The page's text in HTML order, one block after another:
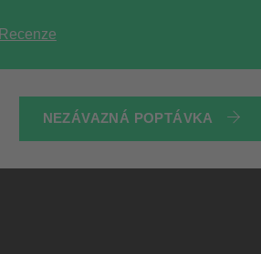
Recenze
NEZÁVAZNÁ POPTÁVKA